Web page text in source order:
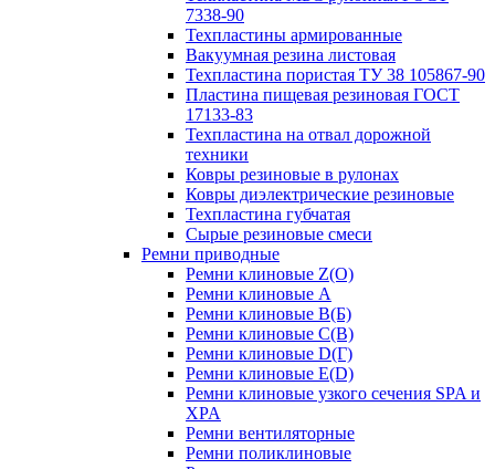
7338-90
Техпластины армированные
Вакуумная резина листовая
Техпластина пористая ТУ 38 105867-90
Пластина пищевая резиновая ГОСТ
17133-83
Техпластина на отвал дорожной
техники
Ковры резиновые в рулонах
Ковры диэлектрические резиновые
Техпластина губчатая
Сырые резиновые смеси
Ремни приводные
Ремни клиновые Z(О)
Ремни клиновые A
Ремни клиновые B(Б)
Ремни клиновые C(В)
Ремни клиновые D(Г)
Ремни клиновые Е(D)
Ремни клиновые узкого сечения SPA и
XPA
Ремни вентиляторные
Ремни поликлиновые